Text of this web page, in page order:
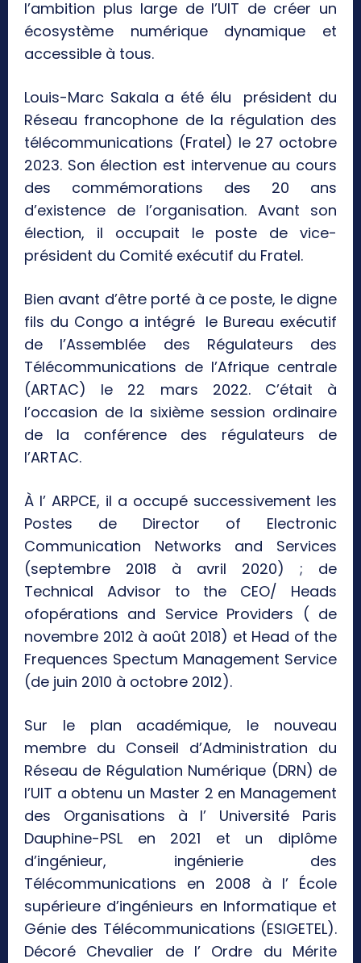
l’ambition plus large de l’UIT de créer un
écosystème numérique dynamique et
accessible à tous.
Louis-Marc Sakala a été élu président du
Réseau francophone de la régulation des
télécommunications (Fratel) le 27 octobre
2023. Son élection est intervenue au cours
des commémorations des 20 ans
d’existence de l’organisation. Avant son
élection, il occupait le poste de vice-
président du Comité exécutif du Fratel.
Bien avant d’être porté à ce poste, le digne
fils du Congo a intégré le Bureau exécutif
de l’Assemblée des Régulateurs des
Télécommunications de l’Afrique centrale
(ARTAC) le 22 mars 2022. C’était à
l’occasion de la sixième session ordinaire
de la conférence des régulateurs de
l’ARTAC.
À l’ ARPCE, il a occupé successivement les
Postes de Director of Electronic
Communication Networks and Services
(septembre 2018 à avril 2020) ; de
Technical Advisor to the CEO/ Heads
ofopérations and Service Providers ( de
novembre 2012 à août 2018) et Head of the
Frequences Spectum Management Service
(de juin 2010 à octobre 2012).
Sur le plan académique, le nouveau
membre du Conseil d’Administration du
Réseau de Régulation Numérique (DRN) de
l’UIT a obtenu un Master 2 en Management
des Organisations à l’ Université Paris
Dauphine-PSL en 2021 et un diplôme
d’ingénieur, ingénierie des
Télécommunications en 2008 à l’ École
supérieure d’ingénieurs en Informatique et
Génie des Télécommunications (ESIGETEL).
Décoré Chevalier de l’ Ordre du Mérite